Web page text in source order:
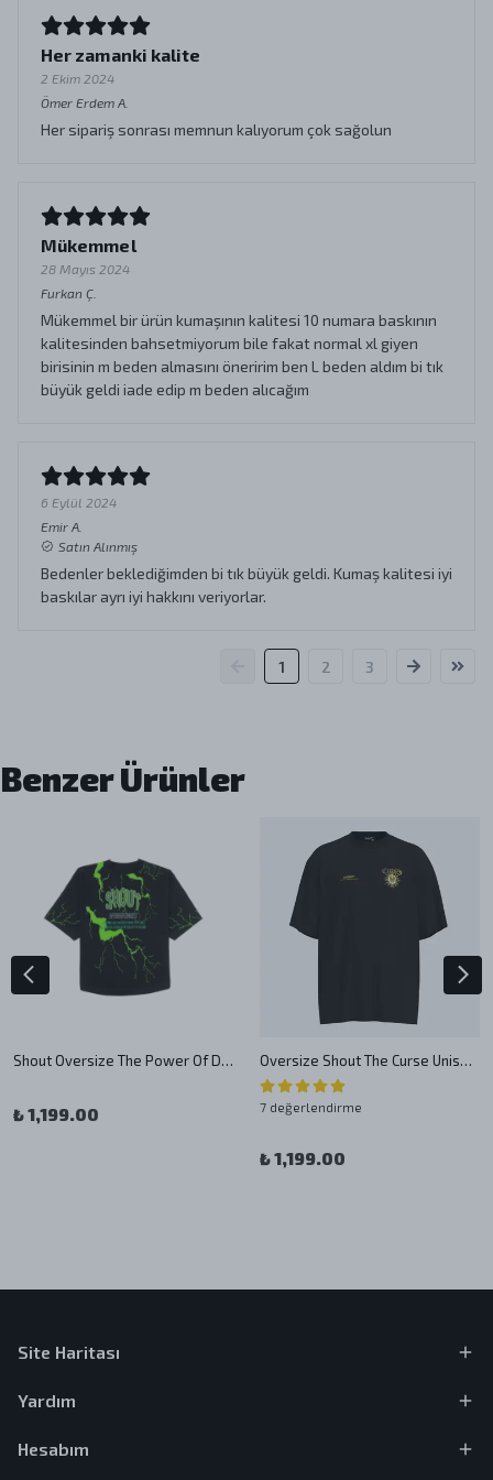
Her zamanki kalite
2 Ekim 2024
Ömer Erdem A.
Her sipariş sonrası memnun kalıyorum çok sağolun
Mükemmel
28 Mayıs 2024
Furkan Ç.
Mükemmel bir ürün kumaşının kalitesi 10 numara baskının
kalitesinden bahsetmiyorum bile fakat normal xl giyen
birisinin m beden almasını öneririm ben L beden aldım bi tık
büyük geldi iade edip m beden alıcağım
6 Eylül 2024
Emir A.
Satın Alınmış
Bedenler beklediğimden bi tık büyük geldi. Kumaş kalitesi iyi
baskılar ayrı iyi hakkını veriyorlar.
1 2 3
Benzer Ürünler
Shout Oversize The Power Of Darkness V2 Unisex T-Shirt
₺ 1,199.00
Oversize Shout The Curse Unisex T-Shirt
7 değerlendirme
₺ 1,199.00
Site Haritası
Yardım
Hesabım